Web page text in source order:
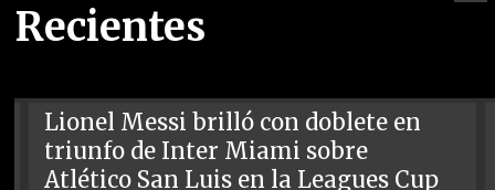
Recientes
Lionel Messi brilló con doblete en
triunfo de Inter Miami sobre
Atlético San Luis en la Leagues Cup